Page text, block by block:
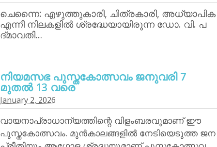
ചെന്നൈ: എഴുത്തുകാരി, ചിത്രകാരി, അധ്യാപിക
എന്നീ നിലകളില്‍ ശ്രദ്ധേയായിരുന്ന ഡോ. വി. പ
ദ്മാവതി…
നിയമസഭ പുസ്തകോത്സവം ജനുവരി 7
മുതല്‍ 13 വരെ
January 2, 2026
വായനാപ്രാധാന്യത്തിന്റെ വിളംബരവുമാണ് ഈ
പുസ്തകോത്സവം. മുന്‍കാലങ്ങളില്‍ നേടിയെടുത്ത ജന